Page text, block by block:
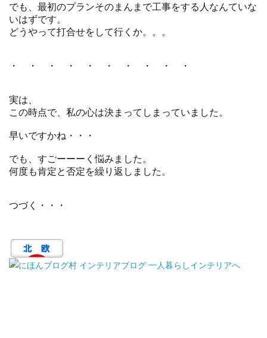
でも、最初のプランそのまんまで工事をする人なんていな
いはずです。
どうやって打合せをして行くか。。。
・ ・ ・ ・ ・ ・ ・ ・ ・ ・
実は、
この時点で、私の心は決まってしまっていました。
早いですかね・・・
でも、すごーーーく悩みました。
何度も肯定と否定を繰り返しました。
つづく・・・